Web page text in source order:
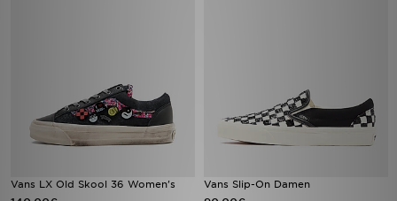
Vans LX Old Skool 36 Women's Vans Slip-On Damen